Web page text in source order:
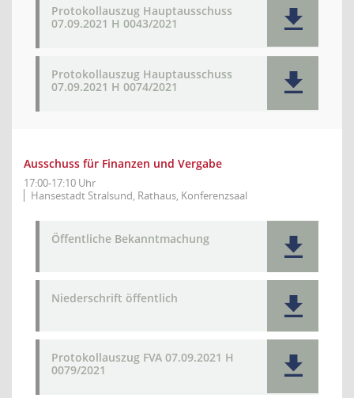
Protokollauszug Hauptausschuss
07.09.2021 H 0043/2021
Protokollauszug Hauptausschuss
07.09.2021 H 0074/2021
Ausschuss für Finanzen und Vergabe
17:00-17:10 Uhr
Hansestadt Stralsund, Rathaus, Konferenzsaal
Öffentliche Bekanntmachung
Niederschrift öffentlich
Protokollauszug FVA 07.09.2021 H
0079/2021